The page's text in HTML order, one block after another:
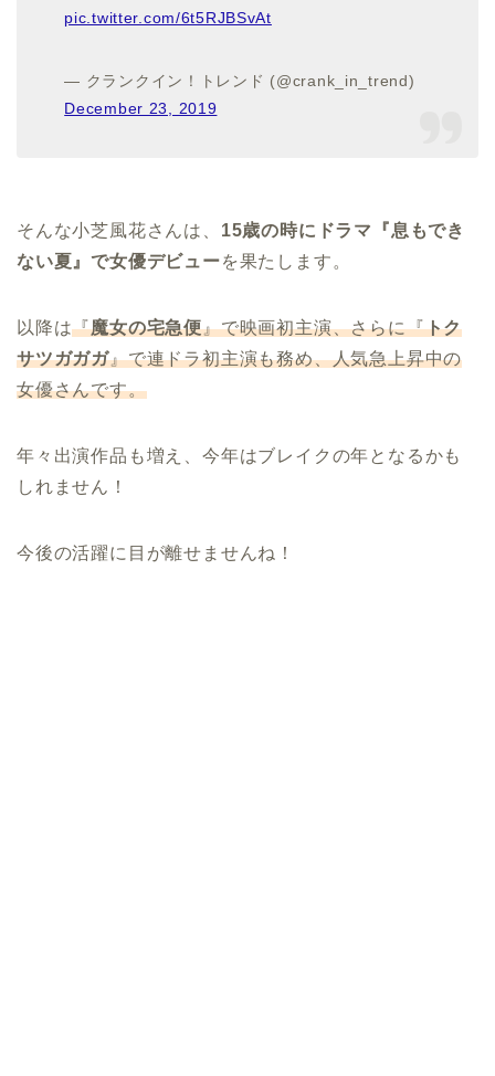
pic.twitter.com/6t5RJBSvAt
— クランクイン！トレンド (@crank_in_trend)
December 23, 2019
そんな小芝風花さんは、 15歳の時にドラマ『息もでき
ない夏』で女優デビューを果たします。
以降は『魔女の宅急便』で映画初主演、さらに『トク
サツガガガ』で連ドラ初主演も務め、人気急上昇中の
女優さんです。
年々出演作品も増え、今年はブレイクの年となるかも
しれません！
今後の活躍に目が離せませんね！